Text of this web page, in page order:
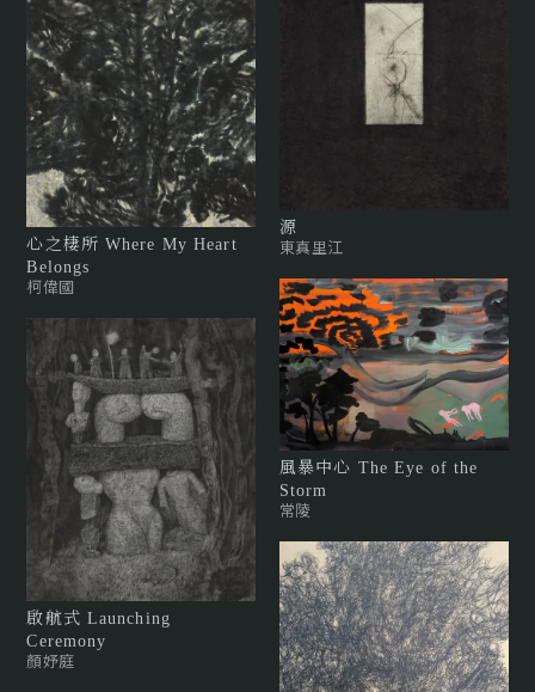
心之棲所 Where My Heart
Belongs
柯偉國
啟航式 Launching
Ceremony
顏妤庭
源
東真里江
風暴中心 The Eye of the
Storm
常陵